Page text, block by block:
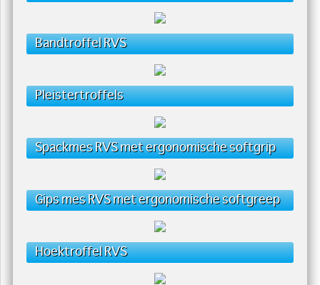
Bandtroffel RVS
Pleistertroffels
Spackmes RVS met ergonomische softgrip
Gips mes RVS met ergonomische softgreep
Hoektroffel RVS